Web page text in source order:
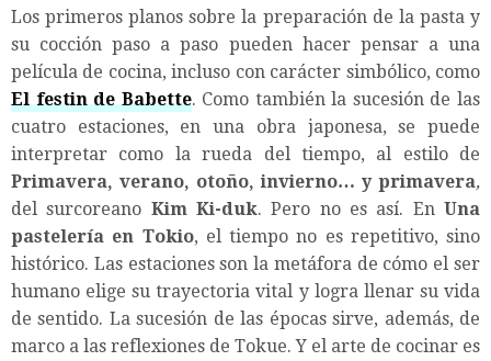
Los primeros planos sobre la preparación de la pasta y
su cocción paso a paso pueden hacer pensar a una
película de cocina, incluso con carácter simbólico, como
El festin de Babette. Como también la sucesión de las
cuatro estaciones, en una obra japonesa, se puede
interpretar como la rueda del tiempo, al estilo de
Primavera, verano, otoño, invierno… y primavera,
del surcoreano Kim Ki-duk. Pero no es así. EnUna
pastelería en Tokio, el tiempo no es repetitivo, sino
histórico. Las estaciones son la metáfora de cómo el ser
humano elige su trayectoria vital y logra llenar su vida
de sentido. La sucesión de las épocas sirve, además, de
marco a las reflexiones de Tokue. Y el arte de cocinar es